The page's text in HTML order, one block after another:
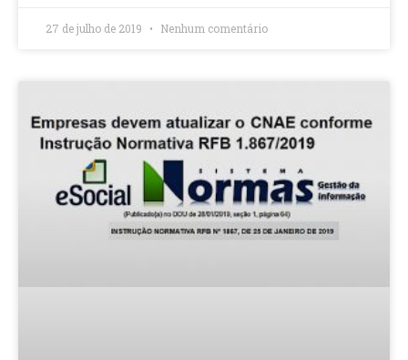
27 de julho de 2019 Nenhum comentário